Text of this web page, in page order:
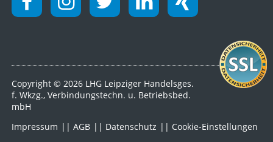
Copyright © 2026 LHG Leipziger Handelsges.
f. Wkzg., Verbindungstechn. u. Betriebsbed.
mbH
Impressum
AGB Datenschutz Cookie-Einstellungen